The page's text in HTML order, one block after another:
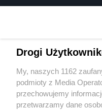
Wydawca mediów
Drogi
My, naszych 1162
podmioty z Media
przechowujemy
przetwarzamy dane